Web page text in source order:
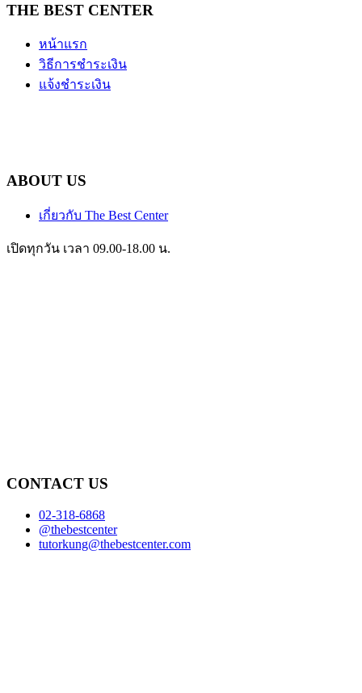
THE BEST CENTER
หน้าแรก
วิธีการชำระเงิน
แจ้งชำระเงิน
ABOUT US
เกี่ยวกับ The Best Center
เปิดทุกวัน เวลา 09.00-18.00 น.
CONTACT US
02-318-6868
@thebestcenter
tutorkung@thebestcenter.com